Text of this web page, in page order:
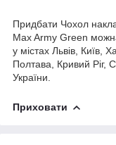
Придбати Чохол
Max Army Green
у містах Львів, Київ,
Полтава, Кривий Ріг,
України.
Приховати